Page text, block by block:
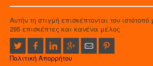
Αυτήν τη στιγμή επισκέπτονται τον ιστότοπό
295 επισκέπτες και κανένα μέλος
Πολιτική Απορρήτου